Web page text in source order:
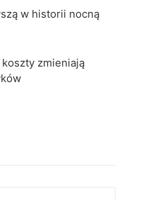
w historii nocną
zmieniają